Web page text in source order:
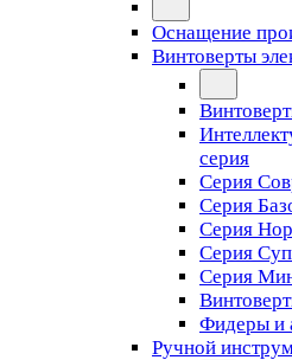
Оснащение
Винтоверты
серия
Серия
Серия
Серия
Серия
Серия
Фидеры и
Ручной